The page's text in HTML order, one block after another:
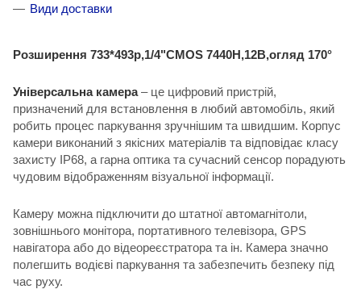
Види доставки
Розширення 733*493p,1/4"CMOS 7440H,12В,огляд 170°
Універсальна камера– це цифровий пристрій,
призначений для встановлення в любий автомобіль, який
робить процес паркування зручнішим та швидшим. Корпус
камери виконаний з якісних матеріалів та відповідає класу
захисту IP68, а гарна оптика та сучасний сенсор порадують
чудовим відображенням візуальної інформації.
Камеру можна підключити до штатної автомагнітоли,
зовнішнього монітора, портативного телевізора, GPS
навігатора або до відеореєстратора та ін. Камера значно
полегшить водієві паркування та забезпечить безпеку під
час руху.